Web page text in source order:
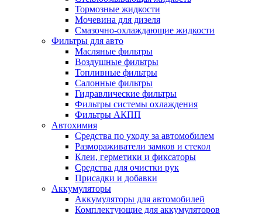
Тормозные жидкости
Мочевина для дизеля
Смазочно-охлаждающие жидкости
Фильтры для авто
Масляные фильтры
Воздушные фильтры
Топливные фильтры
Салонные фильтры
Гидравлические фильтры
Фильтры системы охлаждения
Фильтры АКПП
Автохимия
Средства по уходу за автомобилем
Размораживатели замков и стекол
Клеи, герметики и фиксаторы
Средства для очистки рук
Присадки и добавки
Аккумуляторы
Аккумуляторы для автомобилей
Комплектующие для аккумуляторов